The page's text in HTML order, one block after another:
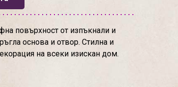
повърхност от изпъкнали и
основа и отвор. Стилна и
на всеки изискан дом.